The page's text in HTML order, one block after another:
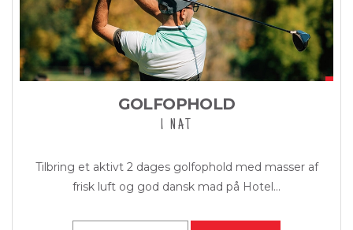
GOLFOPHOLD
1 NAT
Tilbring et aktivt 2 dages golfophold med masser af
frisk luft og god dansk mad på Hotel...